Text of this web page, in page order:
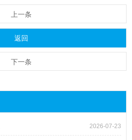
上一条
返回
下一条
2026-07-23